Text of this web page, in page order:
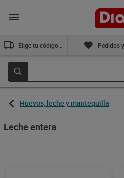
Pedidos
Huevos, leche y mantequilla
Leche entera